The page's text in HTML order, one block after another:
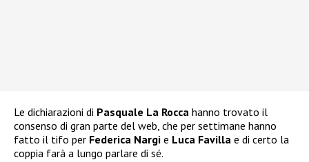
Le dichiarazioni di Pasquale La Rocca hanno trovato il
consenso di gran parte del web, che per settimane hanno
fatto il tifo per Federica Nargi e Luca Favilla e di certo la
coppia farà a lungo parlare di sé.